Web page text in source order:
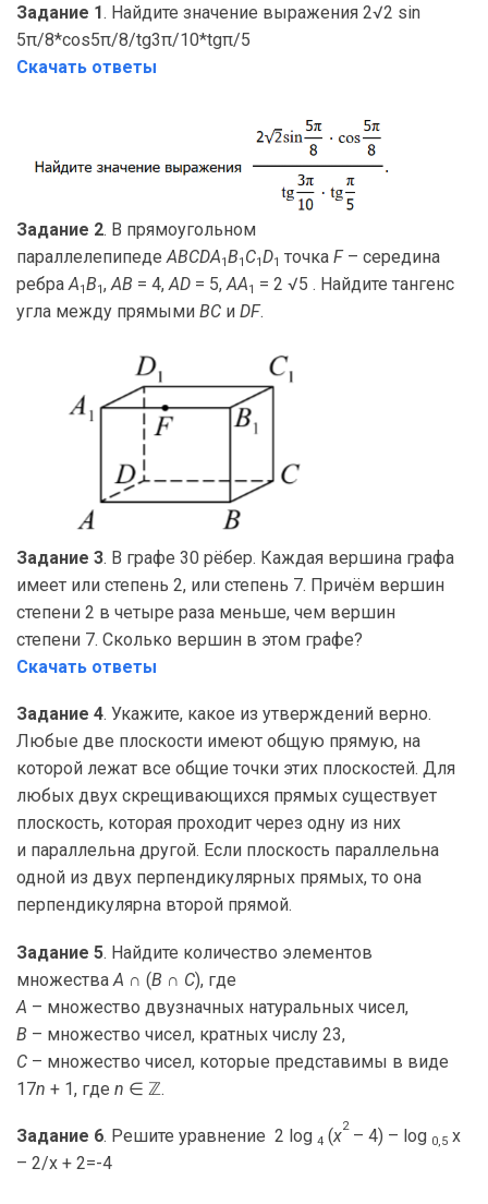
Задание 1. Найдите значение выражения 2√2 sin
5π/8*cos5π/8/tg3π/10*tgπ/5
Скачать ответы
Задание 2. В прямоугольном
параллелепипедеABCDA1B1 C1D1 точка F– середина
ребраA1B1,AB = 4,AD = 5,AA1 = 2 √5 . Найдите тангенс
угла между прямыми BC и DF.
Задание 3. В графе 30 рёбер. Каждая вершина графа
имеет или степень 2, или степень 7. Причём вершин
степени 2 в четыре раза меньше, чем вершин
степени 7. Сколько вершин в этом графе?
Скачать ответы
Задание 4. Укажите, какое из утверждений верно.
Любые две плоскости имеют общую прямую, на
которой лежат все общие точки этих плоскостей. Для
любых двух скрещивающихся прямых существует
плоскость, которая проходит через одну из них
и параллельна другой. Если плоскость параллельна
одной из двух перпендикулярных прямых, то она
перпендикулярна второй прямой.
Задание 5. Найдите количество элементов
множестваA ∩ (B ∩ C), где
A – множество двузначных натуральных чисел,
B – множество чисел, кратных числу 23,
C – множество чисел, которые представимы в виде
17n + 1, где n ∈ ℤ.
Задание 6. Решите уравнение 2 log 4 (x2– 4) – log 0,5 x
– 2/x + 2=-4